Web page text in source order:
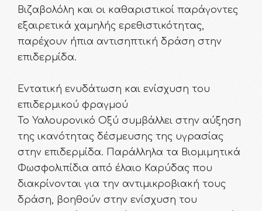
Βιζαβολόλη και οι καθαριστικοί παράγοντες
εξαιρετικά χαμηλής ερεθιστικότητας,
παρέχουν ήπια αντισηπτική δράση στην
επιδερμίδα.
Εντατική ενυδάτωση και ενίσχυση του
επιδερμικού φραγμού
Το Υαλουρονικό Οξύ συμβάλλει στην αύξηση
της ικανότητας δέσμευσης της υγρασίας
στην επιδερμίδα. Παράλληλα τα Βιομιμητικά
Φωσφολιπίδια από έλαιο Καρύδας που
διακρίνονται για την αντιμικροβιακή τους
δράση, βοηθούν στην ενίσχυση του